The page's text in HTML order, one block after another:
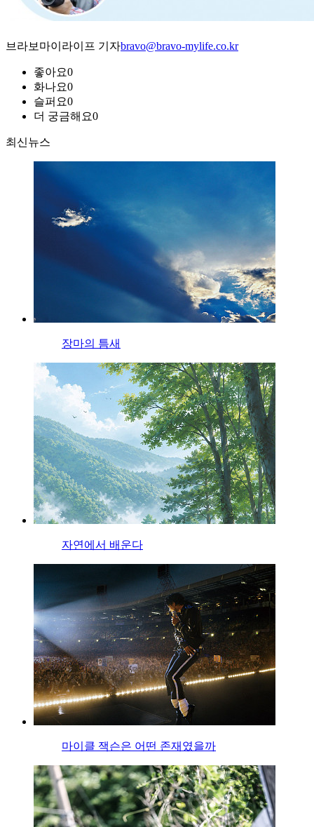
브라보마이라이프 기자bravo@bravo-mylife.co.kr
좋아요0
화나요0
슬퍼요0
더 궁금해요0
최신뉴스
장마의 틈새
자연에서 배운다
마이클 잭슨은 어떤 존재였을까